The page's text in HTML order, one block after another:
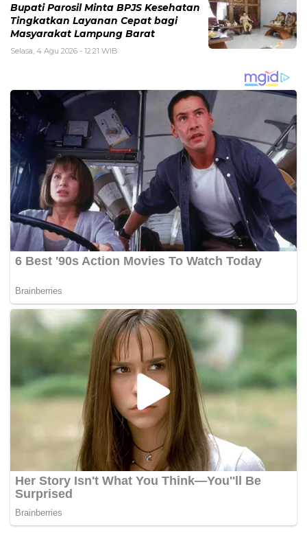
Bupati Parosil Minta BPJS Kesehatan
Tingkatkan Layanan Cepat bagi
Masyarakat Lampung Barat
Selasa, 4 Agu 2026 - 12:21 WIB